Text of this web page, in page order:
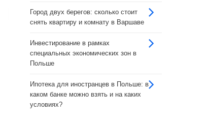
Подробнее
Город двух берегов: сколько стоит
снять квартиру и комнату в Варшаве
Инвестирование в рамках
специальных экономических зон в
Польше
Ипотека для иностранцев в Польше: в
каком банке можно взять и на каких
условиях?